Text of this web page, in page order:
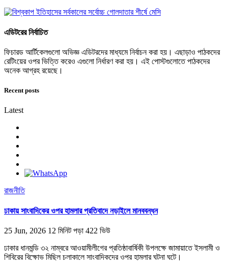
এডিটরের নির্বাচিত
ফিচারড আর্টিকেলগুলো অভিজ্ঞ এডিটরদের মাধ্যমে নির্বাচন করা হয়। এছাড়াও পাঠকদের
রেটিংয়ের ওপর ভিত্তি করেও এগুলো নির্ধারণ করা হয়। এই পোস্টগুলোতে পাঠকদের
অনেক আগ্রহ রয়েছে।
Recent posts
Latest
রাজনীতি
ঢাকায় সাংবাদিকের ওপর হামলার প্রতিবাদে নড়াইলে মানববন্ধন
25 Jun, 2026 12 মিনিট পড়া 422 ভিউ
ঢাকার ধানমন্ডি ৩২ নাম্বরে আওয়ামীলীগের প্রতিষ্ঠাবার্ষিকী উপলক্ষে জামায়াতে ইসলামী ও
শিবিরের বিক্ষোভ মিছিল চলাকালে সাংবাদিকদের ওপর হামলার ঘটনা ঘটে।